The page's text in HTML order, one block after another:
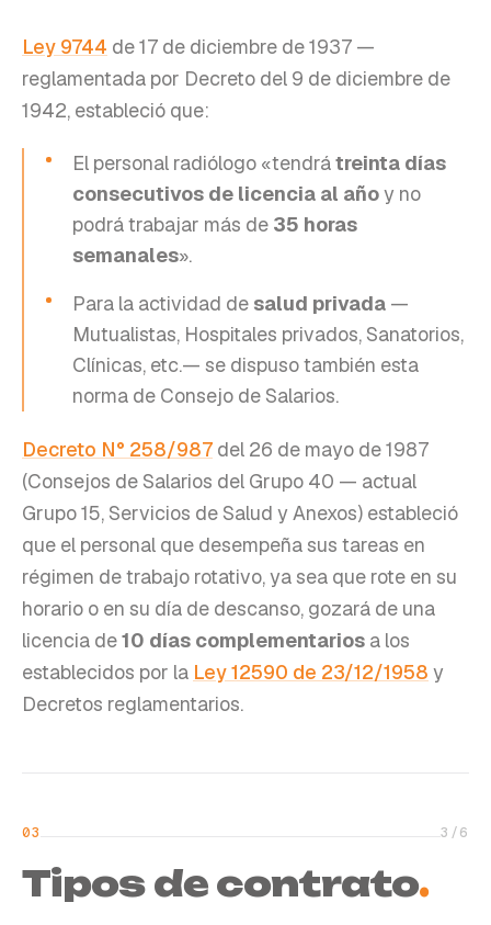
Ley 9744 de 17 de diciembre de 1937 —
reglamentada por Decreto del 9 de diciembre de
1942, estableció que:
El personal radiólogo «tendrátreinta días
consecutivos de licencia al añoy no
podrá trabajar más de 35 horas
semanales».
Para la actividad de salud privada —
Mutualistas, Hospitales privados, Sanatorios,
Clínicas, etc.— se dispuso también esta
norma de Consejo de Salarios.
Decreto N° 258/987 del 26 de mayo de 1987
(Consejos de Salarios del Grupo 40 — actual
Grupo 15, Servicios de Salud y Anexos) estableció
que el personal que desempeña sus tareas en
régimen de trabajo rotativo, ya sea que rote en su
horario o en su día de descanso, gozará de una
licencia de10 días complementarios a los
establecidos por la Ley 12590 de 23/12/1958 y
Decretos reglamentarios.
03 3 /6
Tipos de contrato.